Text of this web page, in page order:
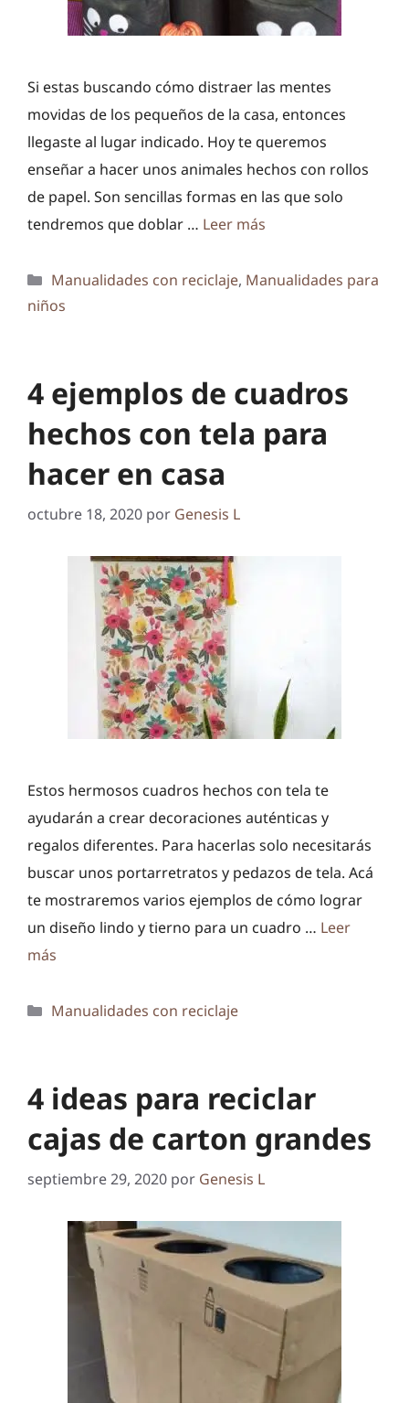
Si estas buscando cómo distraer las mentes
movidas de los pequeños de la casa, entonces
llegaste al lugar indicado. Hoy te queremos
enseñar a hacer unos animales hechos con rollos
de papel. Son sencillas formas en las que solo
tendremos que doblar … Leer más
Categorías
Manualidades con reciclaje, Manualidades para
niños
4 ejemplos de cuadros
hechos con tela para
hacer en casa
octubre 18, 2020 por Genesis L
Estos hermosos cuadros hechos con tela te
ayudarán a crear decoraciones auténticas y
regalos diferentes. Para hacerlas solo necesitarás
buscar unos portarretratos y pedazos de tela. Acá
te mostraremos varios ejemplos de cómo lograr
un diseño lindo y tierno para un cuadro … Leer
más
Categorías
Manualidades con reciclaje
4 ideas para reciclar
cajas de carton grandes
septiembre 29, 2020 por Genesis L